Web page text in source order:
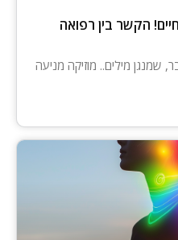
הקשר בין רפואה
שמנגן מילים.. מוזיקה מניעה